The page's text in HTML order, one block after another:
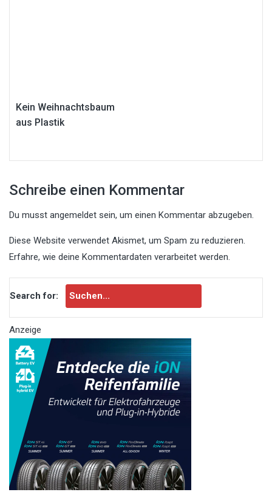
Kein Weihnachtsbaum
aus Plastik
Schreibe einen Kommentar
Du musst angemeldet sein, um einen Kommentar abzugeben.
Diese Website verwendet Akismet, um Spam zu reduzieren.
Erfahre, wie deine Kommentardaten verarbeitet werden.
Search for:
Anzeige